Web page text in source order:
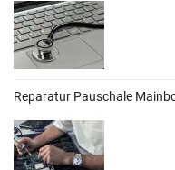
Reparatur Pauschale